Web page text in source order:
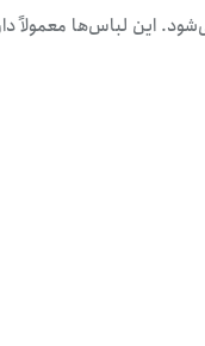
این لباس‌ها معمولاً